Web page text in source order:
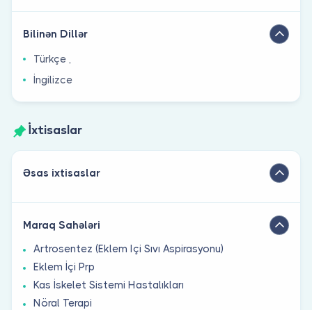
Bilinən Dillər
Türkçe ,
İngilizce
İxtisaslar
Əsas ixtisaslar
Maraq Sahələri
Artrosentez (Eklem Içi Sıvı Aspirasyonu)
Eklem İçi Prp
Kas İskelet Sistemi Hastalıkları
Nöral Terapi